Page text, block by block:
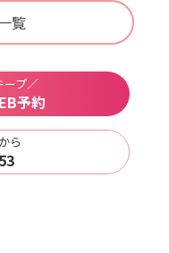
覧
ープ／
予約
ら